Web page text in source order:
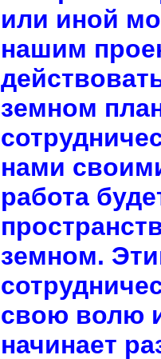
или иной
нашим
земном
нами
работа
земном.
свою волю
начинает